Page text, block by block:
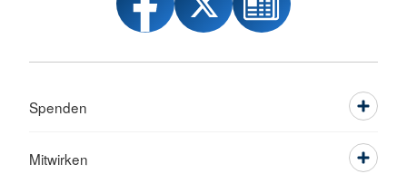
Spenden
Mitwirken